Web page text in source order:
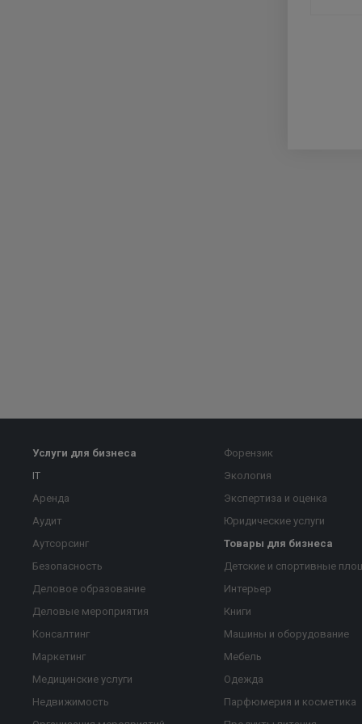
Услуги для бизнеса
IT
Аренда
Аудит
Аутсорсинг
Безопасность
Деловое образование
Деловые мероприятия
Консалтинг
Маркетинг
Медицинские услуги
Недвижимость
Форензик
Экология
Экспертиза и оценка
Юридические услуги
Товары для бизнеса
Детские и спортивные
Интерьер
Книги
Машины и оборудование
Мебель
Одежда
Парфюмерия и косметика